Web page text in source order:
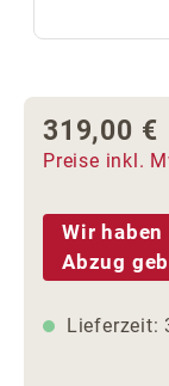
Regulärer
319,00 €
Preise inkl.
Wir
Abzug
Lieferzeit: